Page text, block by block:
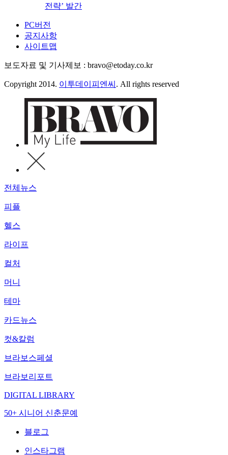
전략’ 발간
PC버전
공지사항
사이트맵
보도자료 및 기사제보 : bravo@etoday.co.kr
Copyright 2014. 이투데이피엔씨 . All rights reserved
전체뉴스
피플
헬스
라이프
컬처
머니
테마
카드뉴스
컷&칼럼
브라보스페셜
브라보리포트
DIGITAL LIBRARY
50+ 시니어 신춘문예
블로그
인스타그램